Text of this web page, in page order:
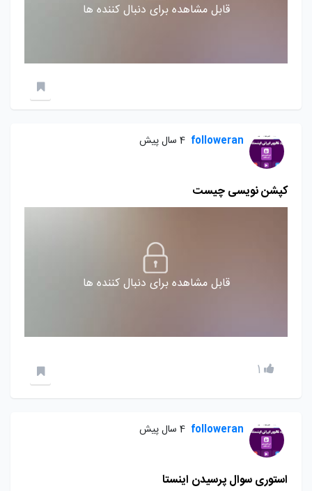
قابل مشاهده برای دنبال کننده ها
followeran 4 سال پیش
کپشن نویسی چیست
قابل مشاهده برای دنبال کننده ها
1
followeran 4 سال پیش
استوری سوال پرسیدن اینستا